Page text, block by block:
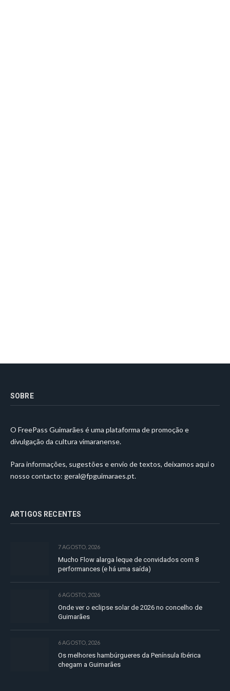
SOBRE
O FreePass Guimarães é uma plataforma de promoção e
divulgação da cultura vimaranense.
Para informações, sugestões e envio de textos, deixamos aqui o
nosso contacto: geral@fpguimaraes.pt.
ARTIGOS RECENTES
7 AGOSTO, 2026
Mucho Flow alarga leque de convidados com 8
performances (e há uma saída)
6 AGOSTO, 2026
Onde ver o eclipse solar de 2026 no concelho de
Guimarães
6 AGOSTO, 2026
Os melhores hambúrgueres da Península Ibérica
chegam a Guimarães